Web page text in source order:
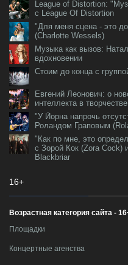
League of Distortion:
с League Of Distortion
"Для меня сцена - это
(Charlotte Wessels)
Музыка как вызов:
вдохновении
Стоим до конца с
Евгений Леонович: о
интеллекта в
"У Йорна напрочь
Роландом Граповым
"Как по мне, это
с Зорой Кок (Zora Cock)
Blackbriar
16+
Возрастная категория сайта -
Площадки
Концертные агенства